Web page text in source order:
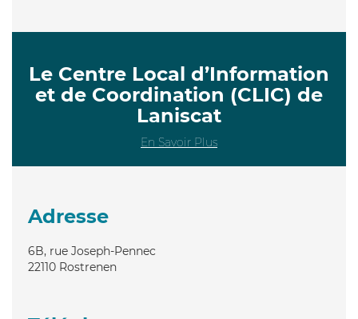
Le Centre Local d’Information
et de Coordination (CLIC) de
Laniscat
En Savoir Plus
Adresse
6B, rue Joseph-Pennec
22110 Rostrenen